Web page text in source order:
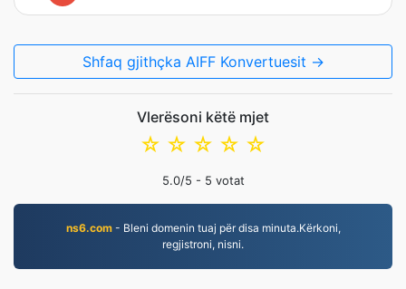
Shfaq gjithçka AIFF Konvertuesit →
Vlerësoni këtë mjet
☆
☆
☆
☆
☆
5.0/5 - 5 votat
ns6.com- Bleni domenin tuaj për disa minuta.Kërkoni,
regjistroni, nisni.